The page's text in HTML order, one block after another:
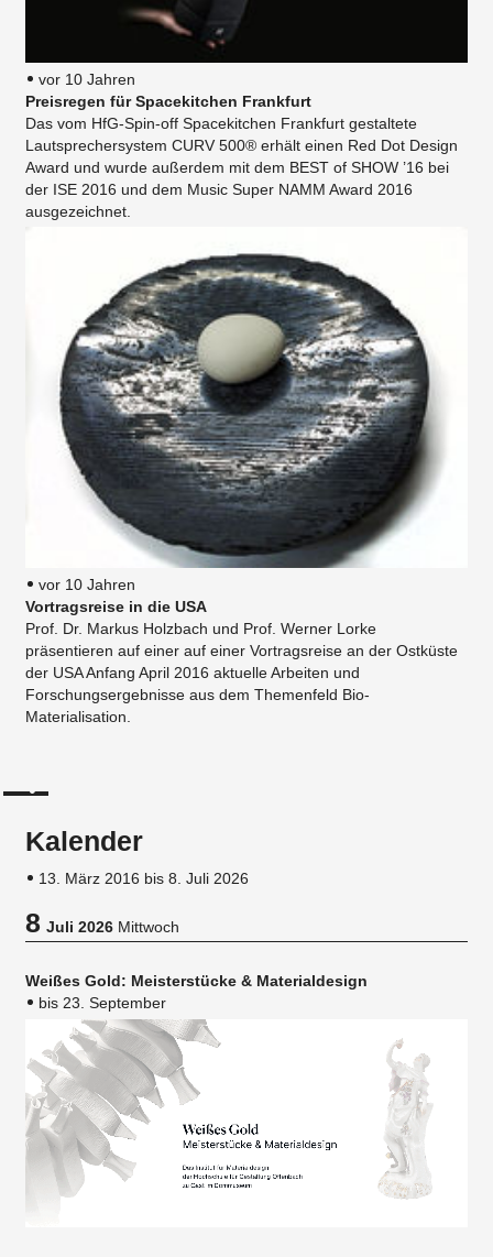
vor 10 Jahren
Preisregen für Spacekitchen Frankfurt
Das vom HfG-Spin-off Spacekitchen Frankfurt gestaltete
Lautsprechersystem CURV 500® erhält einen Red Dot Design
Award und wurde außerdem mit dem BEST of SHOW ’16 bei
der ISE 2016 und dem Music Super NAMM Award 2016
ausgezeichnet.
vor 10 Jahren
Vortragsreise in die USA
Prof. Dr. Markus Holzbach und Prof. Werner Lorke
präsentieren auf einer auf einer Vortragsreise an der Ostküste
der USA Anfang April 2016 aktuelle Arbeiten und
Forschungsergebnisse aus dem Themenfeld Bio-
Materialisation.
Kalender
13. März 2016 bis 8. Juli 2026
8Juli 2026 Mittwoch
Weißes Gold: Meisterstücke & Materialdesign
bis 23. September